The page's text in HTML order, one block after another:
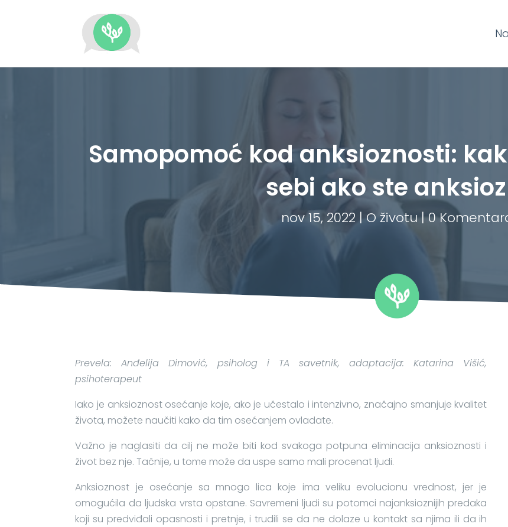
Samopomoć kod anksioznosti:
sebi ako ste
nov 15, 2022 |O životu|0
Prevela: Anđelija Dimović, psiholog i TA savetnik, adaptacija: Katarina Višić,
psihoterapeut
Iako je anksioznost osećanje koje, ako je učestalo i intenzivno, značajno smanjuje kvalitet
života, možete naučiti kako da tim osećanjem ovladate.
Važno je naglasiti da cilj ne može biti kod svakoga potpuna eliminacija anksioznosti i
život bez nje. Tačnije, u tome može da uspe samo mali procenat ljudi.
Anksioznost je osećanje sa mnogo lica koje ima veliku evolucionu vrednost, jer je
omogućila da ljudska vrsta opstane. Savremeni ljudi su potomci najanksioznijih predaka
koji su predviđali opasnosti i pretnje, i trudili se da ne dolaze u kontakt sa njima ili da ih